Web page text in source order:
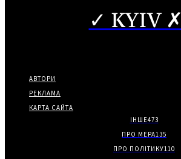
✓ KYIV ✗
АВТОРИ
РЕКЛАМА
КАРТА САЙТА
ІНШЕ473
ПРО МЕРА135
ПРО ПОЛІТИКУ110